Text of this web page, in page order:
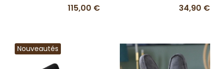
115,00 € 34,90 €
Nouveautés